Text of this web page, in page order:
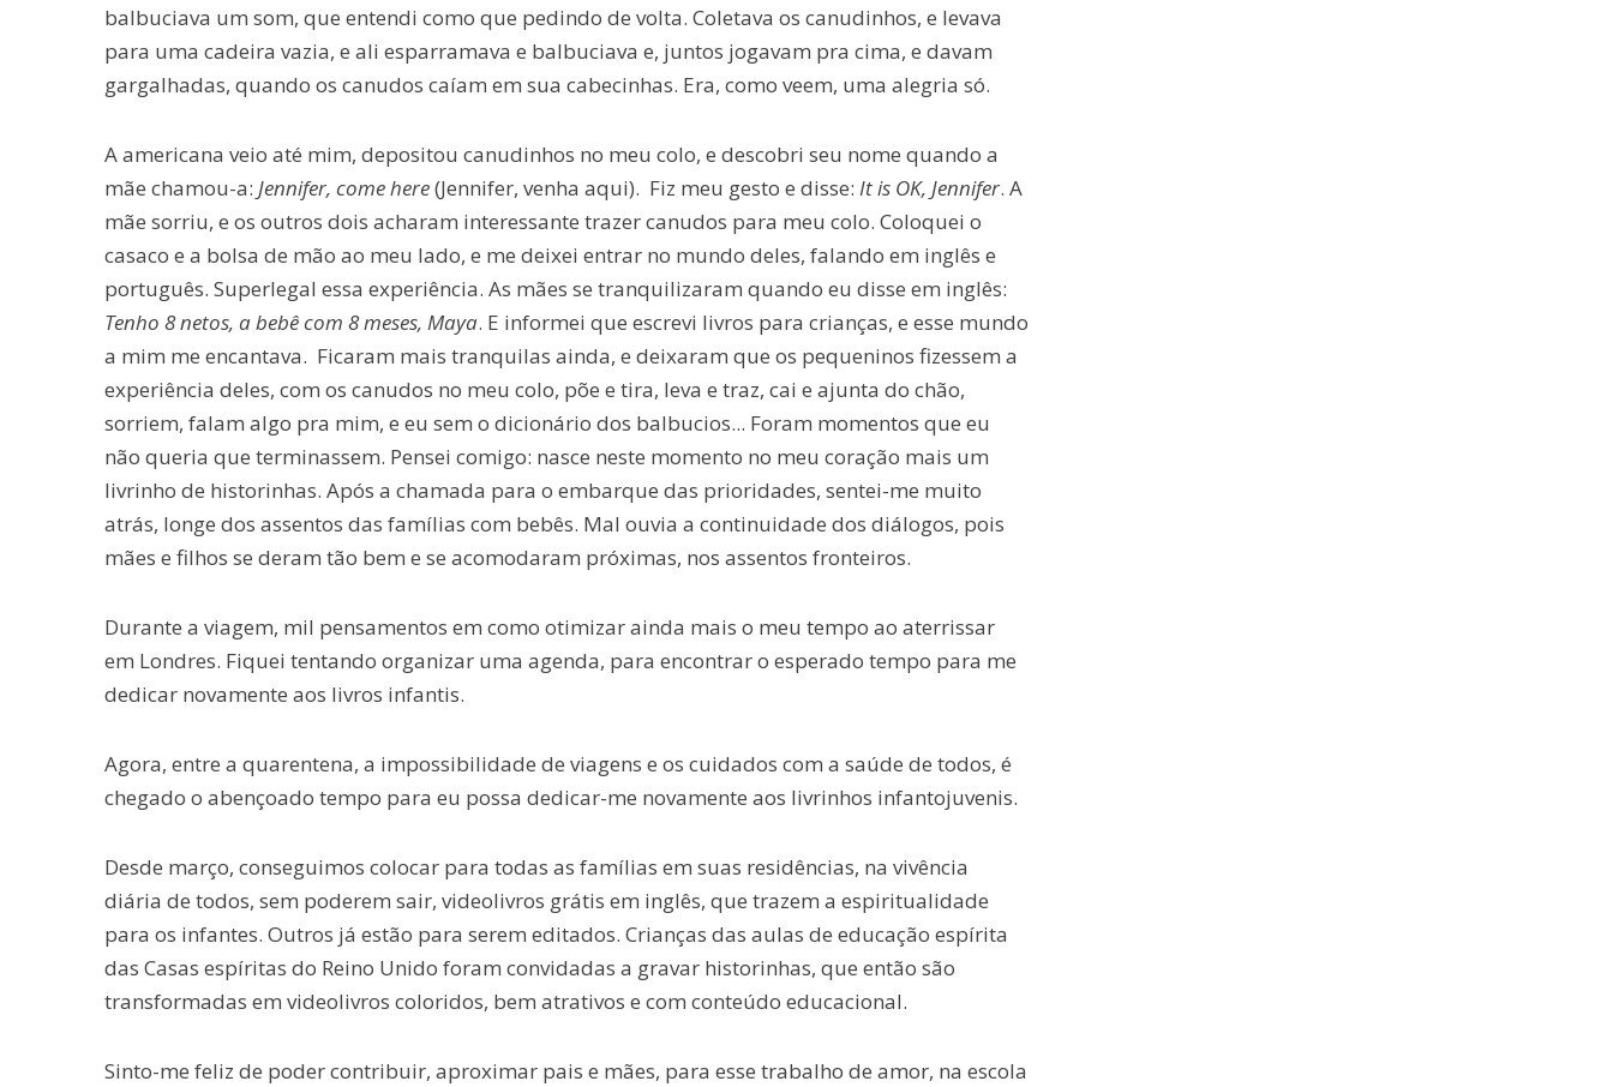
balbuciava um som, que entendi como que pedindo de volta. Coletava os canudinhos, e levava
para uma cadeira vazia, e ali esparramava e balbuciava e, juntos jogavam pra cima, e davam
gargalhadas, quando os canudos caíam em sua cabecinhas. Era, como veem, uma alegria só.
A americana veio até mim, depositou canudinhos no meu colo, e descobri seu nome quando a
mãe chamou-a: Jennifer, come here(Jennifer, venha aqui). Fiz meu gesto e disse: It is OK, Jennifer. A
mãe sorriu, e os outros dois acharam interessante trazer canudos para meu colo. Coloquei o
casaco e a bolsa de mão ao meu lado, e me deixei entrar no mundo deles, falando em inglês e
português. Superlegal essa experiência. As mães se tranquilizaram quando eu disse em inglês:
Tenho 8 netos, a bebê com 8 meses, Maya. E informei que escrevi livros para crianças, e esse mundo
a mim me encantava. Ficaram mais tranquilas ainda, e deixaram que os pequeninos fizessem a
experiência deles, com os canudos no meu colo, põe e tira, leva e traz, cai e ajunta do chão,
sorriem, falam algo pra mim, e eu sem o dicionário dos balbucios... Foram momentos que eu
não queria que terminassem. Pensei comigo: nasce neste momento no meu coração mais um
livrinho de historinhas. Após a chamada para o embarque das prioridades, sentei-me muito
atrás, longe dos assentos das famílias com bebês. Mal ouvia a continuidade dos diálogos, pois
mães e filhos se deram tão bem e se acomodaram próximas, nos assentos fronteiros.
Durante a viagem, mil pensamentos em como otimizar ainda mais o meu tempo ao aterrissar
em Londres. Fiquei tentando organizar uma agenda, para encontrar o esperado tempo para me
dedicar novamente aos livros infantis.
Agora, entre a quarentena, a impossibilidade de viagens e os cuidados com a saúde de todos, é
chegado o abençoado tempo para eu possa dedicar-me novamente aos livrinhos infantojuvenis.
Desde março, conseguimos colocar para todas as famílias em suas residências, na vivência
diária de todos, sem poderem sair, videolivros grátis em inglês, que trazem a espiritualidade
para os infantes. Outros já estão para serem editados. Crianças das aulas de educação espírita
das Casas espíritas do Reino Unido foram convidadas a gravar historinhas, que então são
transformadas em videolivros coloridos, bem atrativos e com conteúdo educacional.
Sinto-me feliz de poder contribuir, aproximar pais e mães, para esse trabalho de amor, na escola